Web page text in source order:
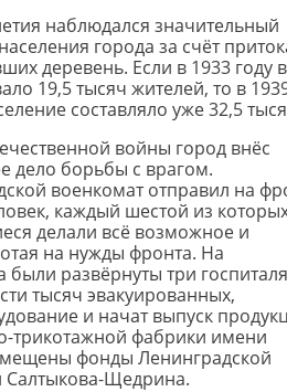
наблюдался значительный
города за счёт
деревень. Если в 1933 году в
19,5 тысяч жителей, то в
составляло уже 32,5
войны город внёс
дело борьбы с врагом.
военкомат отправил на
каждый шестой из
делали всё возможное и
на нужды фронта. На
были развёрнуты три
тысяч эвакуированных,
и начат выпуск
трикотажной фабрики имени
фонды Ленинградской
Салтыкова-Щедрина.